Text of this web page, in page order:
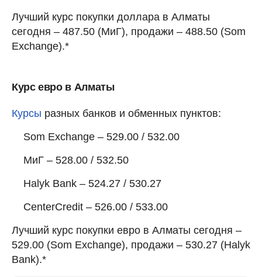
Лучший курс покупки доллара в Алматы
сегодня – 487.50 (МиГ), продажи – 488.50 (Som
Exchange).*
Курс евро в Алматы
Курсы разных банков и обменных пунктов:
Som Exchange – 529.00 / 532.00
МиГ – 528.00 / 532.50
Halyk Bank – 524.27 / 530.27
CenterCredit – 526.00 / 533.00
Лучший курс покупки евро в Алматы сегодня –
529.00 (Som Exchange), продажи – 530.27 (Halyk
Bank).*